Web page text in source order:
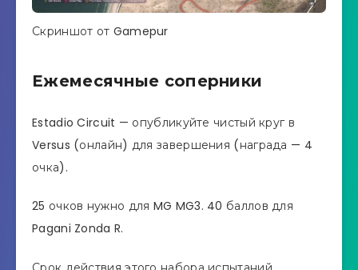
Скриншот от Gamepur
Ежемесячные соперники
Estadio Circuit — опубликуйте чистый круг в
Versus (онлайн) для завершения (награда — 4
очка).
25 очков нужно для MG MG3. 40 баллов для
Pagani Zonda R.